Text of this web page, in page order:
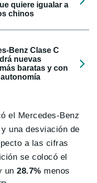
quiere igualar a
chinos
Benz Clase C
nuevas
baratas y con
el Mercedes-Benz
una desviación de
a las cifras
se colocó el
un28.7% menos